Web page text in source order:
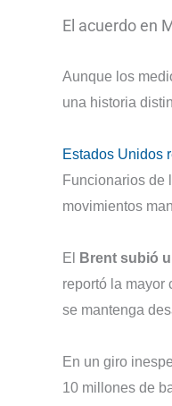
El acuerdo en
Aunque los
una historia
Estados Unidos
Funcionarios de
movimientos
El Brent subió
reportó la mayor
se mantenga
En un giro
10 millones de